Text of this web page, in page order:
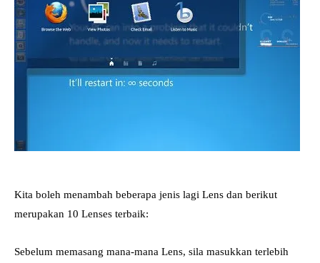
Kita boleh menambah beberapa jenis lagi Lens dan berikut
merupakan 10 Lenses terbaik:
Sebelum memasang mana-mana Lens, sila masukkan terlebih